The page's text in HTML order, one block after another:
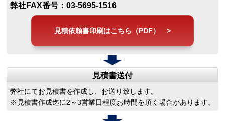
弊社FAX番号：03-5695-1516
見積依頼書印刷はこちら（PDF） >
見積書送付
弊社にてお見積書を作成し、お送り致します。
※見積書作成迄に2～3営業日程度お時間を頂く場合があります。